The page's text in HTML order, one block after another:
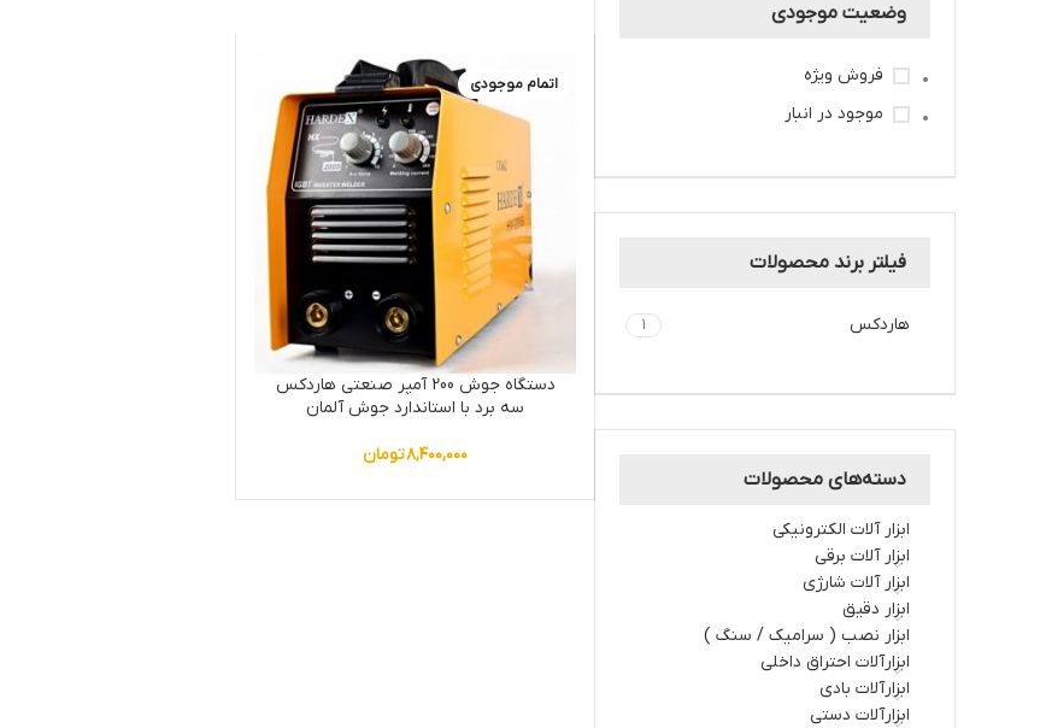
وضعیت موجودی
فروش ویژه
موجود در انبار
فیلتر برند محصولات
هاردکس 1
دسته‌های محصولات
ابزار آلات الکترونیکی
ابزار آلات برقي
ابزار آلات شارژي
ابزار دقیق
ابزار نصب ( سرامیک / سنگ )
ابزارآلات احتراق داخلي
ابزارآلات بادی
ابزارآلات دستي
اتمام موجودی
دستگاه جوش 200 آمپر صنعتی هاردکس
سه برد با استاندارد جوش آلمان
۸,۴۰۰,۰۰۰تومان